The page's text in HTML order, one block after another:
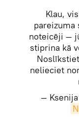
Klau,
pareizuma
noteicēji —
stiprina kā
nelieciet
—